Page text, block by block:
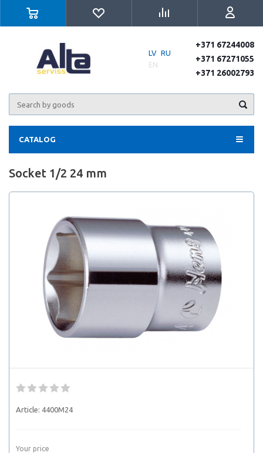
LV RU
EN
+371 67244008
+371 67271055
+371 26002793
CATALOG
Socket 1/2 24 mm
Article: 4400M24
Your price